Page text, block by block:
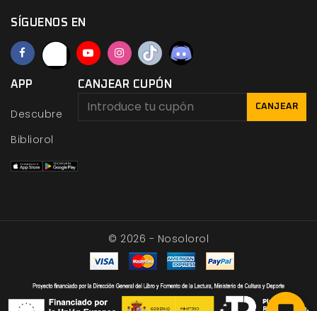
SÍGUENOS EN
APP
Descubre
Bibliorol
CANJEAR CUPÓN
CANJEAR
© 2026 - Nosolorol